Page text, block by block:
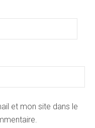
et mon site dans le